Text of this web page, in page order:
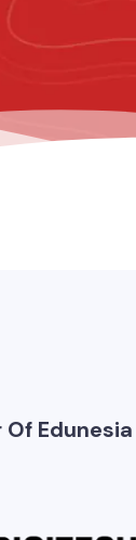
Edunesia